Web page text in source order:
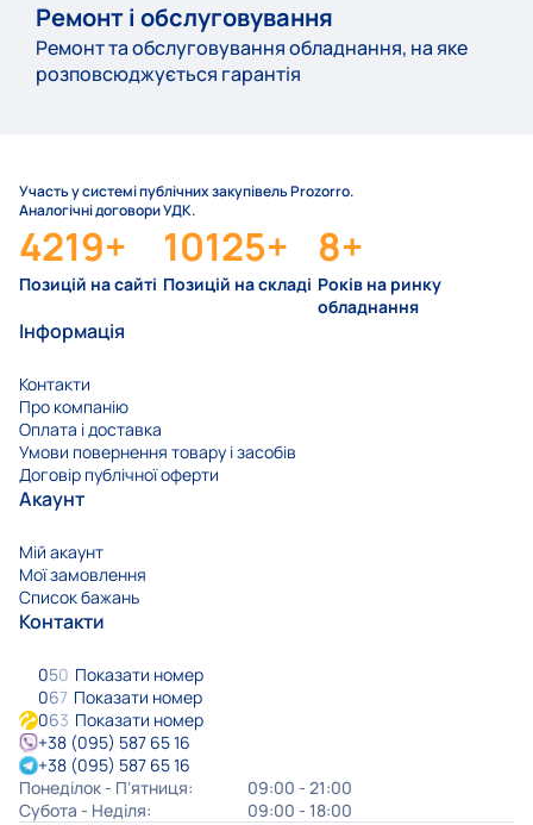
Ремонт і обслуговування
Ремонт та обслуговування обладнання, на яке
розповсюджується гарантія
Участь у системі публічних закупівель Prozorro.
Аналогічні договори УДК.
8+
Років на ринку
обладнання
10125+
Позицій на складі
4219+
Позицій на сайті
Інформація
Контакти
Про компанію
Оплата і доставка
Умови повернення товару і засобів
Договір публічної оферти
Акаунт
Мій акаунт
Мої замовлення
Список бажань
Контакти
050 Показати номер
067 Показати номер
063 Показати номер
+38 (095) 587 65 16
+38 (095) 587 65 16
Понеділок - Пʼятниця:
09:00 - 21:00
Субота - Неділя:
09:00 - 18:00